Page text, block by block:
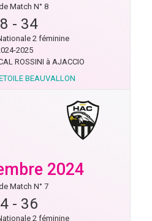
Match N° 8
- 34
2 féminine
2025
ROSSINI à AJACCIO
BEAUVALLON
2024
Match N° 7
- 36
2 féminine